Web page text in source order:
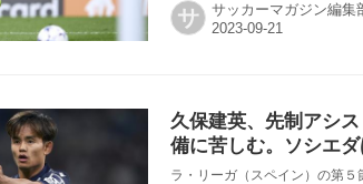
ったが、87分に追いつかれ、１
サ サッカーマガジン編集
久保建英、先制アシ
備に苦しむ。ソシエ
しい逆転負け【スペ
ラ・リーガ（スペイン）の第